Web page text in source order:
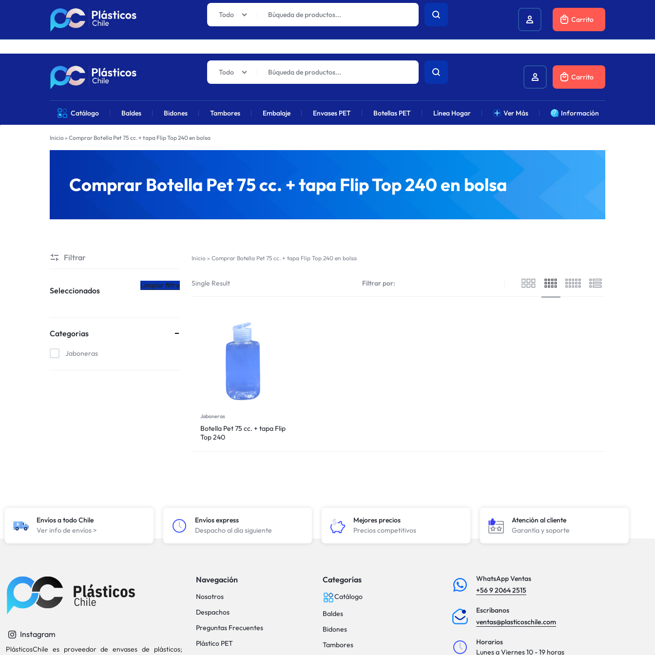
Los precios actuales sufrirán un aumento global próximamente debido al alza en combustibles.
PLÁSTICOS
CHILE
VENTA
DE
PRODUCTOS
PLÁSTICOS
Todo
Carrito
Catálogo Baldes Bidones Tambores Embalaje Envases PET Botellas PET Línea Hogar Ver Más Información
Todo
Carrito
Inicio» Comprar Botella Pet 75 cc. + tapa Flip Top 240 en bolsa
Comprar Botella Pet 75 cc. + tapa Flip Top 240 en bolsa
Inicio »Comprar Botella Pet 75 cc. + tapa Flip Top 240 en bolsa
Single Result Filtrar por:
Jaboneras
Botella Pet 75 cc. + tapa Flip
Top 240
Filtrar
Seleccionados
Limpiar filtro
Categorias
Jaboneras
Envíos a todo Chile
Ver info de envíos >
Envíos express
Despacho al día siguiente
Mejores precios
Precios competitivos
Atención al cliente
Garantía y soporte
Instagram
PlásticosChile es proveedor de envases de plásticos;
Navegación
Nosotros
Despachos
Preguntas Frecuentes
Plástico PET
Categorías
Catálogo
Baldes
Bidones
Tambores
WhatsApp Ventas
+56 9 2064 2515
Escríbanos
ventas@plasticoschile.com
Horarios
Lunes a Viernes 10 - 19 horas